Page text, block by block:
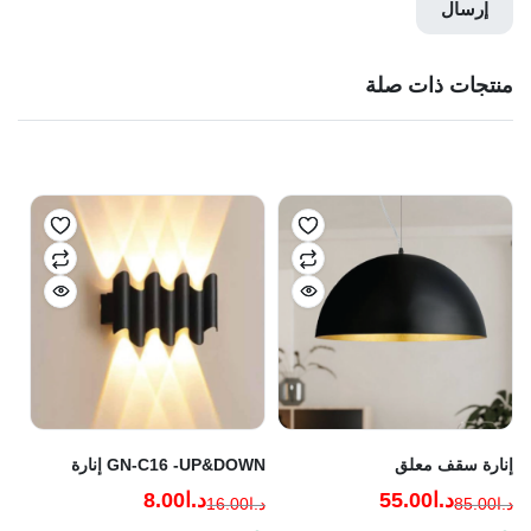
منتجات ذات صلة
إنارة سقف معلق
د.ا85.00د.ا 55.00
GN-C16 -UP&DOWN إنارة
د.ا16.00د.ا 8.00